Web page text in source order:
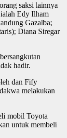
saksi lainnya
Edy Ilham
Gazalba;
Diana Siregar
hadir.
dan Fify
melakukan
mobil Toyota
untuk membeli